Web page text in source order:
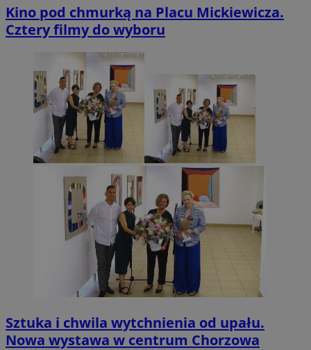
Kino pod chmurką na Placu Mickiewicza.
Cztery filmy do wyboru
Sztuka i chwila wytchnienia od upału.
Nowa wystawa w centrum Chorzowa